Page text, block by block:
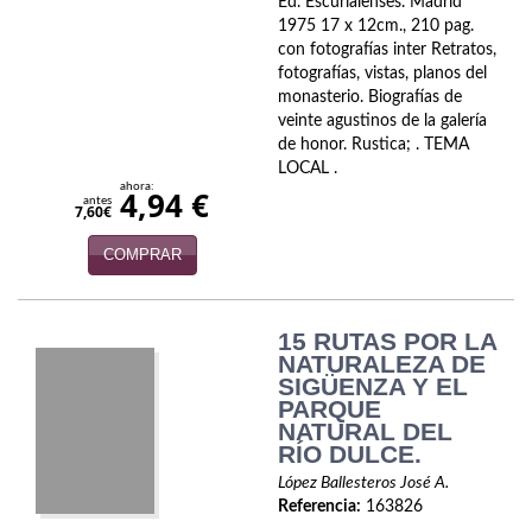
Física y química
Guerra Civil Española
1975 17 x 12cm., 210 pag.
con fotografías inter Retratos,
fotografías, vistas, planos del
monasterio. Biografías de
veinte agustinos de la galería
de honor. Rustica; . TEMA
LOCAL .
antes
7,60€
ahora:
4,94 €
COMPRAR
15 RUTAS POR LA
NATURALEZA DE
SIGÜENZA Y EL
PARQUE
NATURAL DEL
RÍO DULCE.
López Ballesteros José A.
Referencia: 163826